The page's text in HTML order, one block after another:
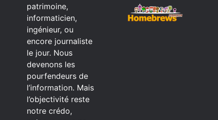
patrimoine,
informaticien,
ingénieur, ou
encore journaliste
le jour. Nous
devenons les
pourfendeurs de
l’information. Mais
l’objectivité reste
notre crédo,